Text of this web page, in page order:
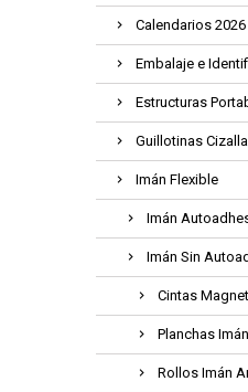
Calendarios 2026
Embalaje e
Estructuras
Guillotinas
Imán Flexible
Imán
Imán Sin
Cintas
Planchas
Rollos Imán